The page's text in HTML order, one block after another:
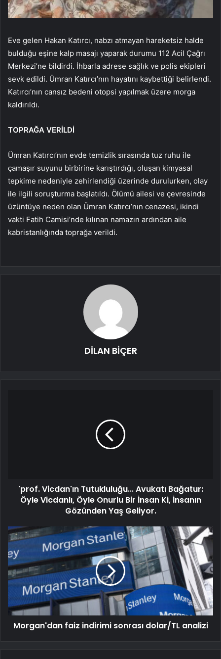
Eve gelen Hakan Katırcı, nabzı atmayan hareketsiz halde
bulduğu eşine kalp masajı yaparak durumu 112 Acil Çağrı
Merkezi’ne bildirdi. İhbarla adrese sağlık ve polis ekipleri
sevk edildi. Ümran Katırcı’nın hayatını kaybettiği belirlendi.
Katırcı’nın cansız bedeni otopsi yapılmak üzere morga
kaldırıldı.
TOPRAĞA VERİLDİ
Ümran Katırcı’nın evde temizlik sırasında tuz ruhu ile
çamaşır suyunu birbirine karıştırdığı, oluşan kimyasal
tepkime nedeniyle zehirlendiği üzerinde durulurken, olay
ile ilgili soruşturma başlatıldı. Ölümü ailesi ve çevresinde
üzüntüye neden olan Ümran Katırcı’nın cenazesi, ikindi
vakti Fatih Camisi’nde kılınan namazın ardından aile
kabristanlığında toprağa verildi.
DİLAN BİÇER
'prof. Vicdan'ın Tutukluluğu... Avukatı Bağatur:
Öyle Vicdanlı, Öyle Onurlu Bir İnsan Ki, İnsanın
Gözünden Yaş Geliyor.
Morgan'dan faiz indirimi sonrası dolar/TL analizi